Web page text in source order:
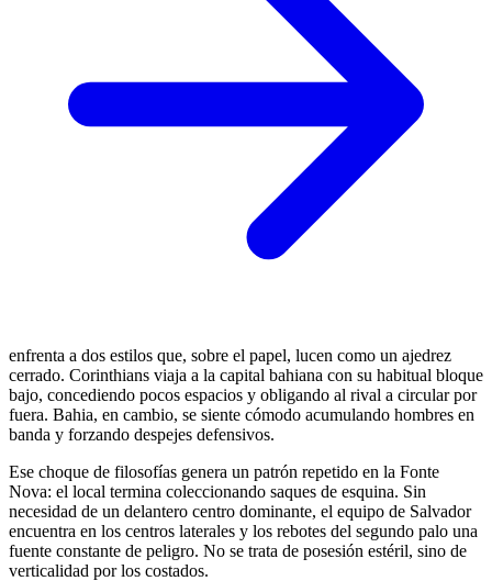
enfrenta a dos estilos que, sobre el papel, lucen como un ajedrez
cerrado. Corinthians viaja a la capital bahiana con su habitual bloque
bajo, concediendo pocos espacios y obligando al rival a circular por
fuera. Bahia, en cambio, se siente cómodo acumulando hombres en
banda y forzando despejes defensivos.
Ese choque de filosofías genera un patrón repetido en la Fonte
Nova: el local termina coleccionando saques de esquina. Sin
necesidad de un delantero centro dominante, el equipo de Salvador
encuentra en los centros laterales y los rebotes del segundo palo una
fuente constante de peligro. No se trata de posesión estéril, sino de
verticalidad por los costados.